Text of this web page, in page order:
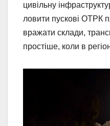
цивільну
ловити пускові ОТРК
вражати склади,
простіше, коли в